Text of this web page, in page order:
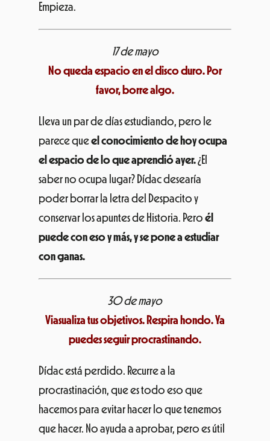
Empieza.
17 de mayo
No queda espacio en el disco duro. Por
favor, borre algo.
Lleva un par de días estudiando, pero le
parece queel conocimiento de hoy ocupa
el espacio de lo que aprendió ayer.¿El
saber no ocupa lugar? Dídac desearía
poder borrar la letra del Despacito y
conservar los apuntes de Historia. Pero él
puede con eso y más, y se pone a estudiar
con ganas.
30 de mayo
Viasualiza tus objetivos. Respira hondo. Ya
puedes seguir procrastinando.
Dídac está perdido. Recurre a la
procrastinación, que es todo eso que
hacemos para evitar hacer lo que tenemos
que hacer. No ayuda a aprobar, pero es útil